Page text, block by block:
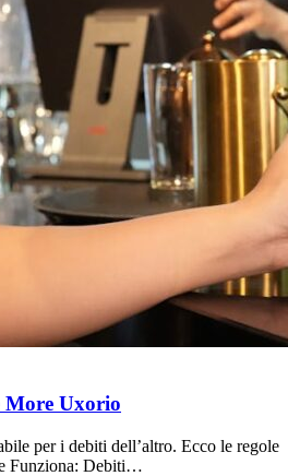
More Uxorio
per i debiti dell’altro. Ecco le regole
Funziona: Debiti…